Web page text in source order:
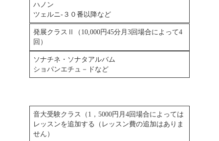
ハノン
ツェルニ-３０番以降など
発展クラスⅡ（10,000円45分月3回場合によって4
回）
ソナチネ・ソナタアルバム
ショパンエチュ－ドなど
音大受験クラス（1，5000円月4回場合によっては
レッスンを追加する（レッスン費の追加はありま
せん）